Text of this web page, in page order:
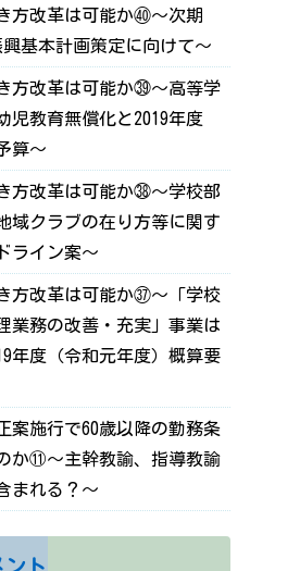
方改革は可能か㊵～次期
興基本計画策定に向けて～
方改革は可能か㊴～高等学
児教育無償化と2019年度
算～
方改革は可能か㊳～学校部
域クラブの在り方等に関す
ライン案～
方改革は可能か㊲～「学校
業務の改善・充実」事業は
年度（令和元年度）概算要
案施行で60歳以降の勤務条
か⑪～主幹教諭、指導教諭
まれる？～
ント